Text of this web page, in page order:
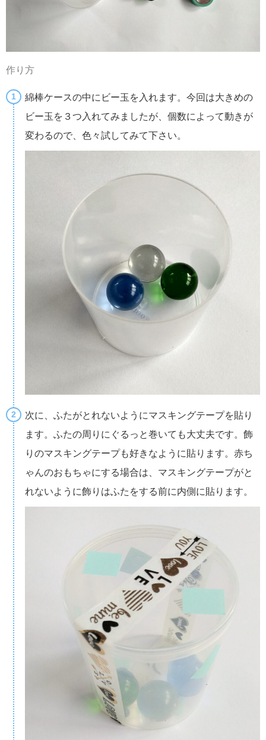
作り方
綿棒ケースの中にビー玉を入れます。今回は大きめの
ビー玉を３つ入れてみましたが、個数によって動きが
変わるので、色々試してみて下さい。
次に、ふたがとれないようにマスキングテープを貼り
ます。ふたの周りにぐるっと巻いても大丈夫です。飾
りのマスキングテープも好きなように貼ります。赤ち
ゃんのおもちゃにする場合は、マスキングテープがと
れないように飾りはふたをする前に内側に貼ります。